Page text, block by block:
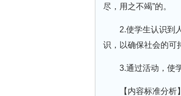
尽，用之不竭”的。
2.使学生认识到
识，以确保社会的可
3.通过活动，使
【内容标准分析】